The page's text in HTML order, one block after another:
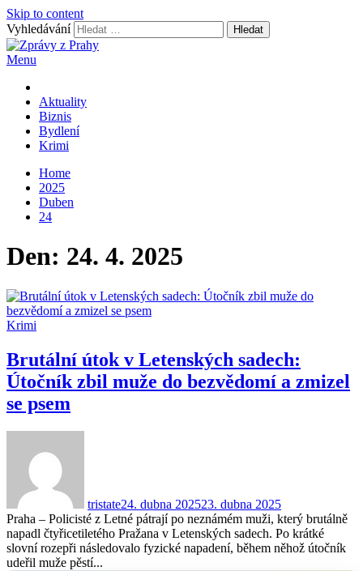
Skip to content
Vyhledávání
Menu
Aktuality
Biznis
Bydlení
Krimi
Home
2025
Duben
24
Den: 24. 4. 2025
Krimi
Brutální útok v Letenských sadech:
Útočník zbil muže do bezvědomí a zmizel
se psem
tristate24. dubna 202523. dubna 2025
Praha – Policisté z Letné pátrají po neznámém muži, který brutálně
napadl čtyřicetiletého Pražana v Letenských sadech. Po krátké
slovní rozepři následovalo fyzické napadení, během něhož útočník
udeřil muže pěstí...